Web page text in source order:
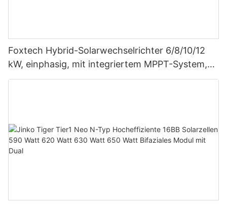
Foxtech Hybrid-Solarwechselrichter 6/8/10/12
kW, einphasig, mit integriertem MPPT-System,
unterstützt Parallelschaltung von bis zu 9